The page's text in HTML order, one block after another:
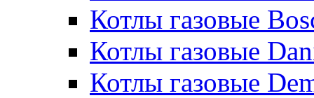
Котлы газовые
Котлы газовые
Котлы газовые